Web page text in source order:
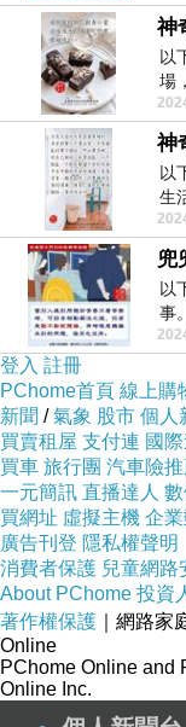
神
以
場
很
神
以
生
人
兜
以
事
小
登入 註冊
PChome首頁 線上購
新聞 /氣象 股市 個人
買賣租屋 支付連 國
買車 旅行團 汽車險
一元簡訊 直播達人
買網址 虛擬主機 企
廣告刊登 隱私權聲明
消費者保護 兒童網路
About PChome 投資
著作權保護 ｜網路家
Online
PChome Online and
Online Inc.